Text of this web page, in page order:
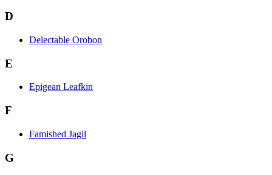
D
Delectable Orobon
E
Epigean Leafkin
F
Famished Jagil
G